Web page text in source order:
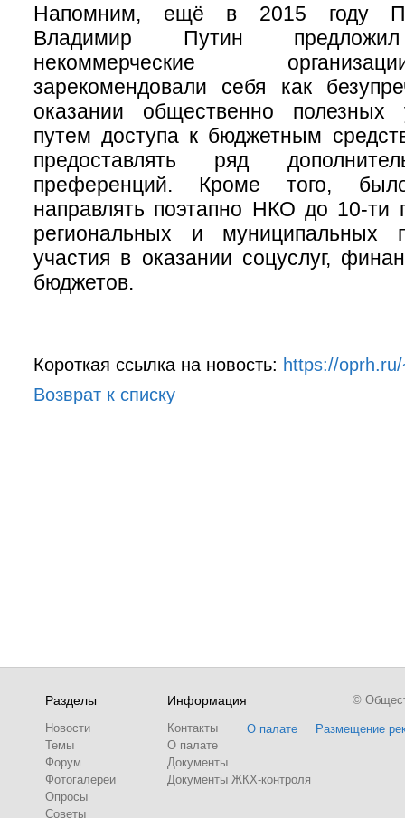
Напомним, ещё в 2015 году
Владимир Путин предложил
некоммерческие
зарекомендовали себя как
оказании общественно полезных
путем доступа к бюджетным
предоставлять ряд
преференций. Кроме того,
направлять поэтапно НКО до 10-ти
региональных и муниципальных
участия в оказании соцуслуг,
бюджетов.
Короткая ссылка на новость: https://
Возврат к списку
Разделы
Новости
Темы
Форум
Фотогалереи
Опросы
Советы
Информация
Контакты
О палате
Документы
Документы ЖКХ-контроля
О палате Размещение
©